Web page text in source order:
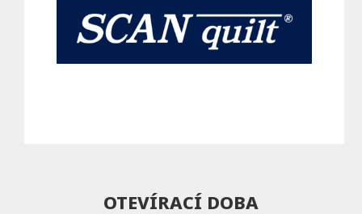
OTEVÍRACÍ DOBA